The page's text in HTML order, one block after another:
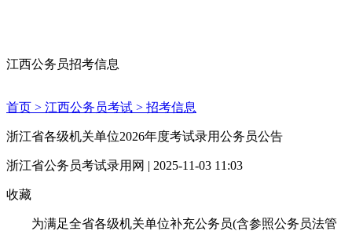
江西公务员招考信息
首页 > 江西公务员考试 > 招考信息
浙江省各级机关单位2026年度考试录用公务员公告
浙江省公务员考试录用网 | 2025-11-03 11:03
收藏
为满足全省各级机关单位补充公务员(含参照公务员法管